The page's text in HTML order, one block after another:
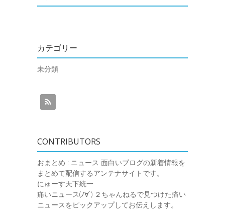
カテゴリー
未分類
CONTRIBUTORS
おまとめ : ニュース 面白いブログの新着情報を
まとめて配信するアンテナサイトです。
にゅーす天下統一
痛いニュース(ﾉ∀`) ２ちゃんねるで見つけた痛い
ニュースをピックアップしてお伝えします。